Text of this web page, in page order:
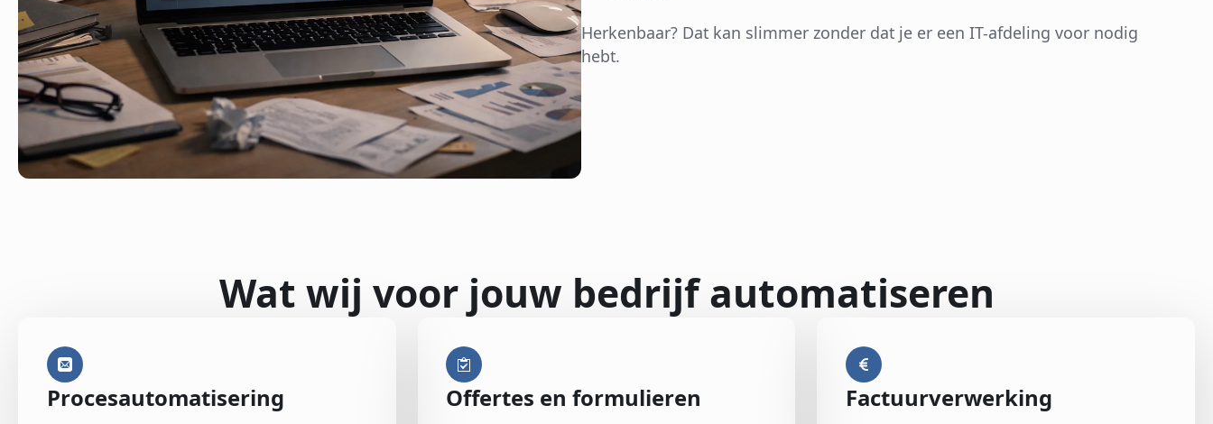
Herkenbaar? Dat kan slimmer zonder dat je er een IT-afdeling voor nodig
hebt.
Wat wij voor jouw bedrijf automatiseren
Procesautomatisering Offertes en formulieren Factuurverwerking